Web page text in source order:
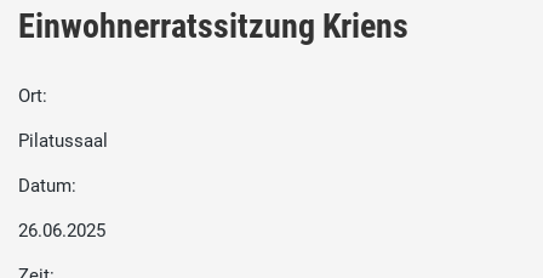
Einwohnerratssitzung Kriens
Ort:
Pilatussaal
Datum:
26.06.2025